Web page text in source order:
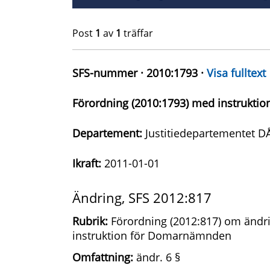
Post 1 av 1 träffar
SFS-nummer · 2010:1793 · Visa fulltext
Förordning (2010:1793) med
Departement: Justitiedepartementet
Ikraft: 2011-01-01
Ändring, SFS 2012:817
Rubrik: Förordning (2012:817) om
instruktion för Domarnämnden
Omfattning: ändr. 6 §